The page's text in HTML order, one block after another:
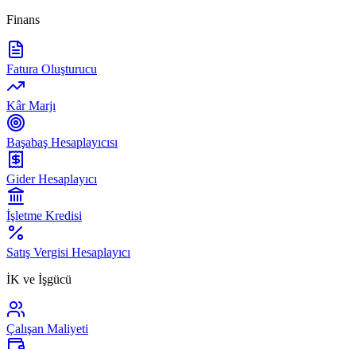
Finans
Fatura Oluşturucu
Kâr Marjı
Başabaş Hesaplayıcısı
Gider Hesaplayıcı
İşletme Kredisi
Satış Vergisi Hesaplayıcı
İK ve İşgücü
Çalışan Maliyeti